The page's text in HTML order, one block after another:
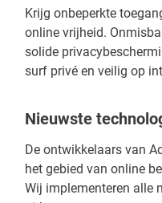
Krijg onbeperkte
online vrijheid.
solide
surf privé en veilig op
Nieuwste
De ontwikkelaars van
het gebied van online
Wij implementeren alle